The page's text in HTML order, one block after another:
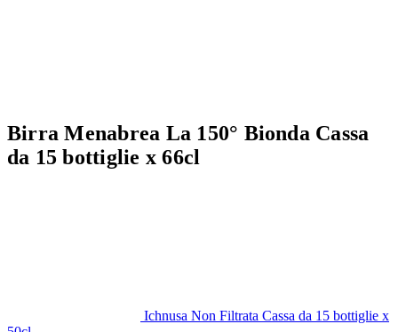
Birra Menabrea La 150° Bionda Cassa
da 15 bottiglie x 66cl
Ichnusa Non Filtrata Cassa da 15 bottiglie x